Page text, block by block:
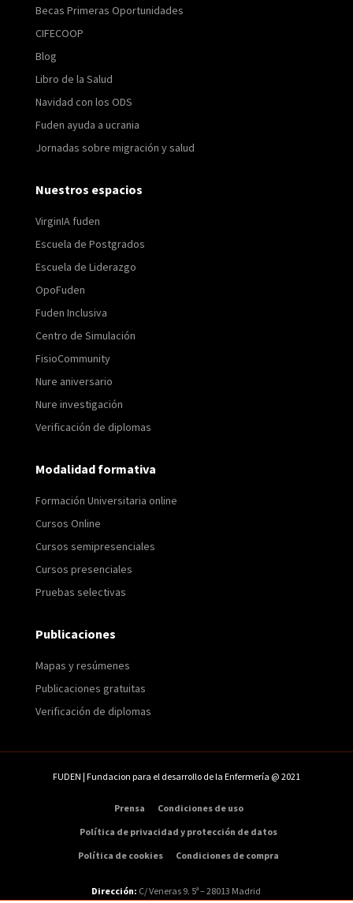
Becas Primeras Oportunidades
CIFECOOP
Blog
Libro de la Salud
Navidad con los ODS
Fuden ayuda a ucrania
Jornadas sobre migración y salud
Nuestros espacios
VirginIA fuden
Escuela de Postgrados
Escuela de Liderazgo
OpoFuden
Fuden Inclusiva
Centro de Simulación
FisioCommunity
Nure aniversario
Nure investigación
Verificación de diplomas
Modalidad formativa
Formación Universitaria online
Cursos Online
Cursos semipresenciales
Cursos presenciales
Pruebas selectivas
Publicaciones
Mapas y resúmenes
Publicaciones gratuitas
Verificación de diplomas
FUDEN | Fundacion para el desarrollo de la Enfermería @ 2021
Prensa
Condiciones de uso
Política de privacidad y protección de datos
Política de cookies
Condiciones de compra
Dirección: C/ Veneras 9. 5ª – 28013 Madrid